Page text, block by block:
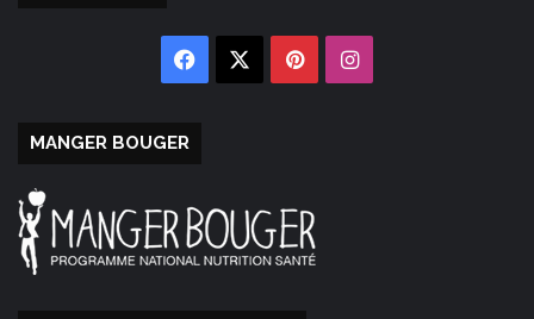
Facebook PinterestInstagram
MANGER BOUGER